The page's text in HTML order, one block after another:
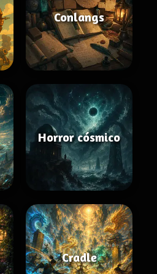
Conlangs
Horror cósmico
Cradle